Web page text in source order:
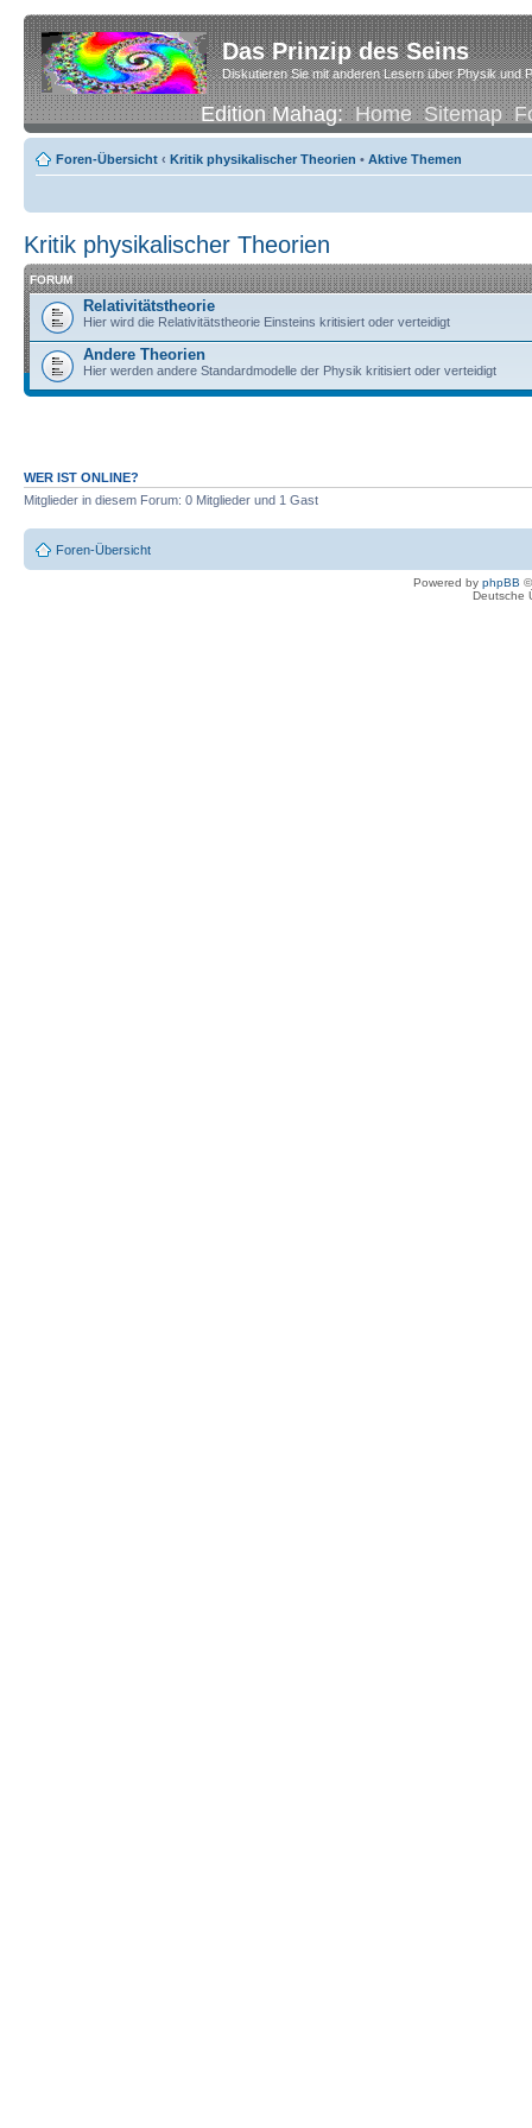
Das Prinzip des Seins
Diskutieren Sie mit anderen Lesern über Physik und
Edition Mahag:Home Sitemap
Foren-Übersicht ‹ Kritik physikalischer Theorien • Aktive Themen
Kritik physikalischer Theorien
FORUM
Relativitätstheorie
Hier wird die Relativitätstheorie Einsteins kritisiert oder verteidigt
Andere Theorien
Hier werden andere Standardmodelle der Physik kritisiert oder verteidigt
WER IST ONLINE?
Mitglieder in diesem Forum: 0 Mitglieder und 1 Gast
Foren-Übersicht
Powered by phpBB
Deutsche